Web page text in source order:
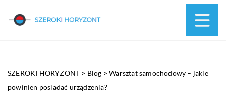
SZEROKI HORYZONT > Blog >Warsztat samochodowy – jakie
powinien posiadać urządzenia?